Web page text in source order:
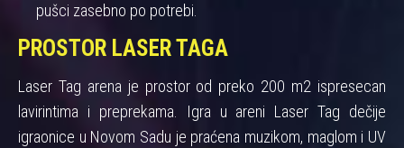
pušci zasebno po potrebi.
PROSTOR LASER TAGA
Laser Tag arena je prostor od preko 200 m2 ispresecan
lavirintima i preprekama. Igra u areni Laser Tag dečije
igraonice u Novom Sadu je praćena muzikom, maglom i UV